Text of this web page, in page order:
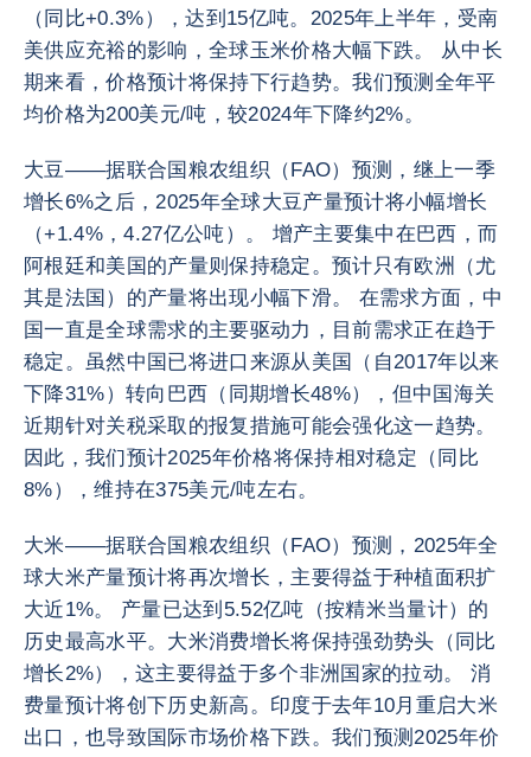
（同比+0.3%），达到15亿吨。2025年上半年，受南
美供应充裕的影响，全球玉米价格大幅下跌。 从中长
期来看，价格预计将保持下行趋势。我们预测全年平
均价格为200美元/吨，较2024年下降约2%。
大豆——据联合国粮农组织（FAO）预测，继上一季
增长6%之后，2025年全球大豆产量预计将小幅增长
（+1.4%，4.27亿公吨）。 增产主要集中在巴西，而
阿根廷和美国的产量则保持稳定。预计只有欧洲（尤
其是法国）的产量将出现小幅下滑。 在需求方面，中
国一直是全球需求的主要驱动力，目前需求正在趋于
稳定。虽然中国已将进口来源从美国（自2017年以来
下降31%）转向巴西（同期增长48%），但中国海关
近期针对关税采取的报复措施可能会强化这一趋势。
因此，我们预计2025年价格将保持相对稳定（同比
8%），维持在375美元/吨左右。
大米——据联合国粮农组织（FAO）预测，2025年全
球大米产量预计将再次增长，主要得益于种植面积扩
大近1%。 产量已达到5.52亿吨（按精米当量计）的
历史最高水平。大米消费增长将保持强劲势头（同比
增长2%），这主要得益于多个非洲国家的拉动。 消
费量预计将创下历史新高。印度于去年10月重启大米
出口，也导致国际市场价格下跌。我们预测2025年价